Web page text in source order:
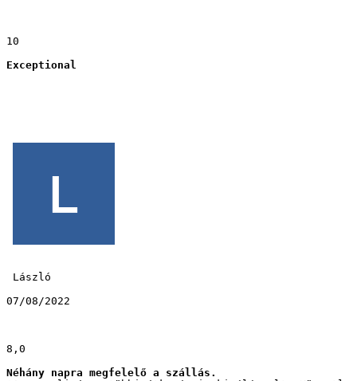
10
Exceptional
László
07/08/2022
8,0
Néhány napra megfelelő a szállás.